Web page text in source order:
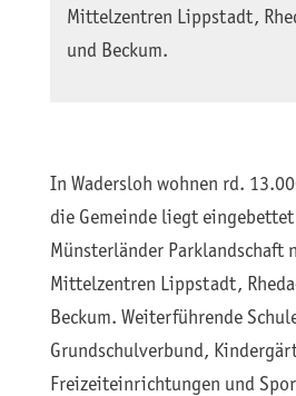
Mittelzentren Lippstadt,
und Beckum.
In Wadersloh wohnen rd.
die Gemeinde liegt
Münsterländer Parklandschaft
Mittelzentren Lippstadt,
Beckum. Weiterführende
Grundschulverbund,
Freizeiteinrichtungen und